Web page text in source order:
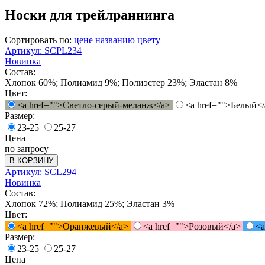
Носки для трейлраннинга
Сортировать по: цене названию цвету
Артикул: SCPL234
Новинка
Состав:
Хлопок 60%; Полиамид 9%; Полиэстер 23%; Эластан 8%
Цвет:
<a href="">Светло-серый-меланж</a>
<a
Размер:
23-25
25-27
Цена
по запросу
В КОРЗИНУ
Артикул: SCL294
Новинка
Состав:
Хлопок 72%; Полиамид 25%; Эластан 3%
Цвет:
<a href="">Оранжевый</a>
<a href="">Розовый</a>
Размер:
23-25
25-27
Цена